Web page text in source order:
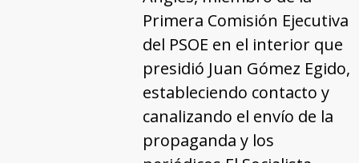
Primera Comisión Ejecutiva
del PSOE en el interior que
presidió Juan Gómez Egido,
estableciendo contacto y
canalizando el envío de la
propaganda y los